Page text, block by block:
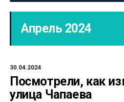
Апрель 2024
30.04.2024
Посмотрели, как
улица Чапаева